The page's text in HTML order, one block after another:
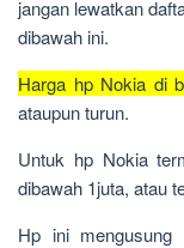
jangan lewatkan
dibawah ini.
Harga hp Nokia di
ataupun turun.
Untuk hp Nokia
dibawah 1juta, atau
Hp ini mengusung